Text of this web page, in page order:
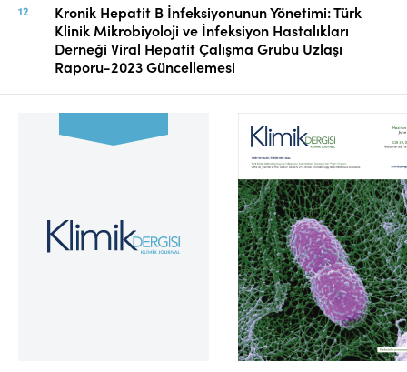
Kronik Hepatit B İnfeksiyonunun Yönetimi: Türk
Klinik Mikrobiyoloji ve İnfeksiyon Hastalıkları
Derneği Viral Hepatit Çalışma Grubu Uzlaşı
Raporu-2023 Güncellemesi
Cilt 39, Sayı 2